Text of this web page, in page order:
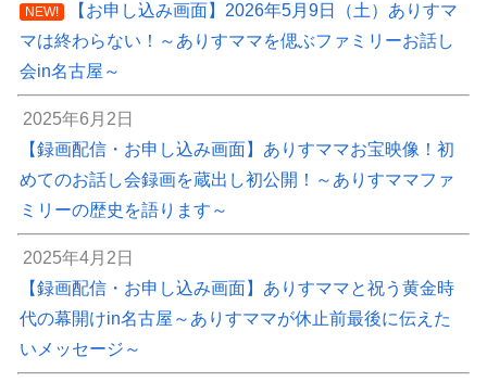
NEW!
【お申し込み画面】2026年5月9日（土）ありすマ
マは終わらない！～ありすママを偲ぶファミリーお話し
会in名古屋～
2025年6月2日
【録画配信・お申し込み画面】ありすママお宝映像！初
めてのお話し会録画を蔵出し初公開！～ありすママファ
ミリーの歴史を語ります～
2025年4月2日
【録画配信・お申し込み画面】ありすママと祝う黄金時
代の幕開けin名古屋～ありすママが休止前最後に伝えた
いメッセージ～